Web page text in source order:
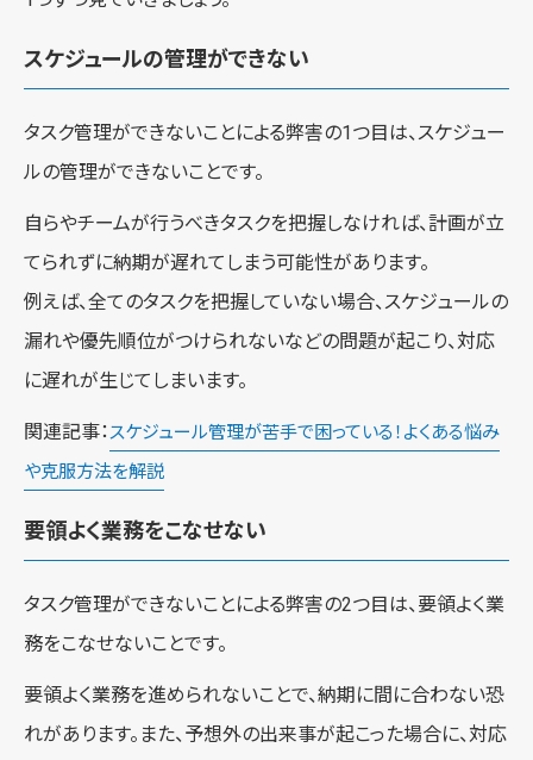
スケジュールの管理ができない
タスク管理ができないことによる弊害の1つ目は、スケジュー
ルの管理ができないことです。
自らやチームが行うべきタスクを把握しなければ、計画が立
てられずに納期が遅れてしまう可能性があります。
例えば、全てのタスクを把握していない場合、スケジュールの
漏れや優先順位がつけられないなどの問題が起こり、対応
に遅れが生じてしまいます。
関連記事：スケジュール管理が苦手で困っている！よくある悩み
や克服方法を解説
要領よく業務をこなせない
タスク管理ができないことによる弊害の2つ目は、要領よく業
務をこなせないことです。
要領よく業務を進められないことで、納期に間に合わない恐
れがあります。また、予想外の出来事が起こった場合に、対応